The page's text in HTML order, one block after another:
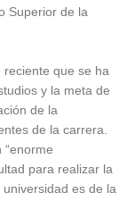
Superior de la
que se ha
y la meta de
de la
de la carrera.
para realizar la
es de la